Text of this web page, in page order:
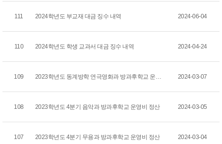
111 2024학년도 부교재 대금 징수 내역 2024-06-04
110 2024학년도 학생 교과서 대금 징수 내역 2024-04-24
109 2023학년도 동계방학 연극영화과 방과후학교 운영비 정... 2024-03-07
108 2023학년도 4분기 음악과 방과후학교 운영비 정산 2024-03-05
107 2023학년도 4분기 무용과 방과후학교 운영비 정산 2024-03-04